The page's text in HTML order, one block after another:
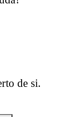
de si.